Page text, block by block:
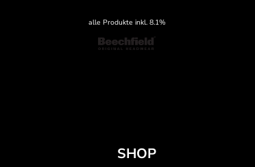
alle Produkte inkl. 8.1%
SHOP